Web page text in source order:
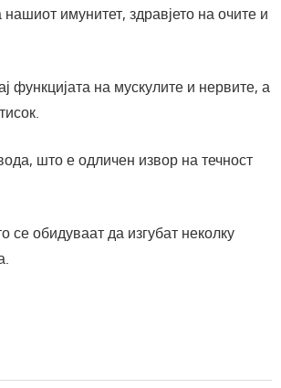
имунитет, здравјето на очите и
функцијата на мускулите и нервите, а
што е одличен извор на течност
се обидуваат да изгубат неколку